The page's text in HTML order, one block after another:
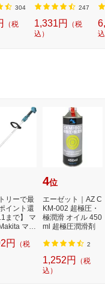
304
（税
機 洗浄 洗剤 750m
247
1,331円
（税
込）
T
リーで最
イント還
まで】 マ
マキ
円
（税
4位
エーゼット｜AZ C
KM-002 超極圧・
極潤滑 オイル 450
ml 超極圧潤滑剤
2
1,252円
（税
込）